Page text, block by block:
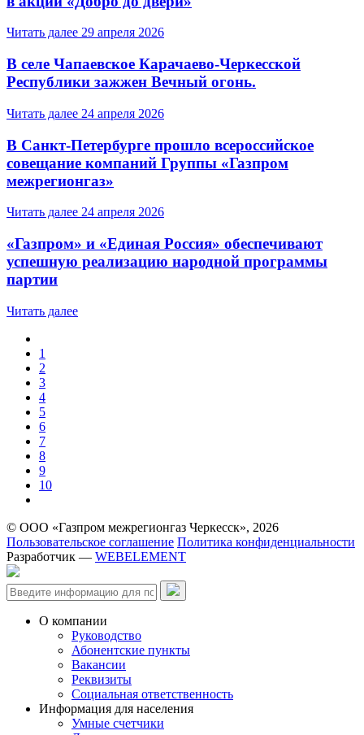
Читать далее 29 апреля 2026
В селе Чапаевское Карачаево-Черкесской
Республики зажжен Вечный огонь.
Читать далее 24 апреля 2026
В Санкт-Петербурге прошло всероссийское
совещание компаний Группы «Газпром
межрегионгаз»
Читать далее 24 апреля 2026
«Газпром» и «Единая Россия» обеспечивают
успешную реализацию народной программы
партии
Читать далее
1
2
3
4
5
6
7
8
9
10
© ООО «Газпром межрегионгаз Черкесск», 2026
Пользовательское соглашение Политика конфиденциальности
Разработчик — WEBELEMENT
О компании
Руководство
Абонентские пункты
Вакансии
Реквизиты
Социальная ответственность
Информация для населения
Умные счетчики